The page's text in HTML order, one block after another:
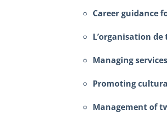
Career guidance
L’organisation
Managing
Promoting
Management of